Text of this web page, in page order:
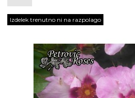
Izdelek trenutno ni na razpolago